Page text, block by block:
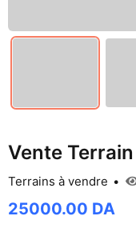
Vente
Terrains à vendre
25000.00 DA